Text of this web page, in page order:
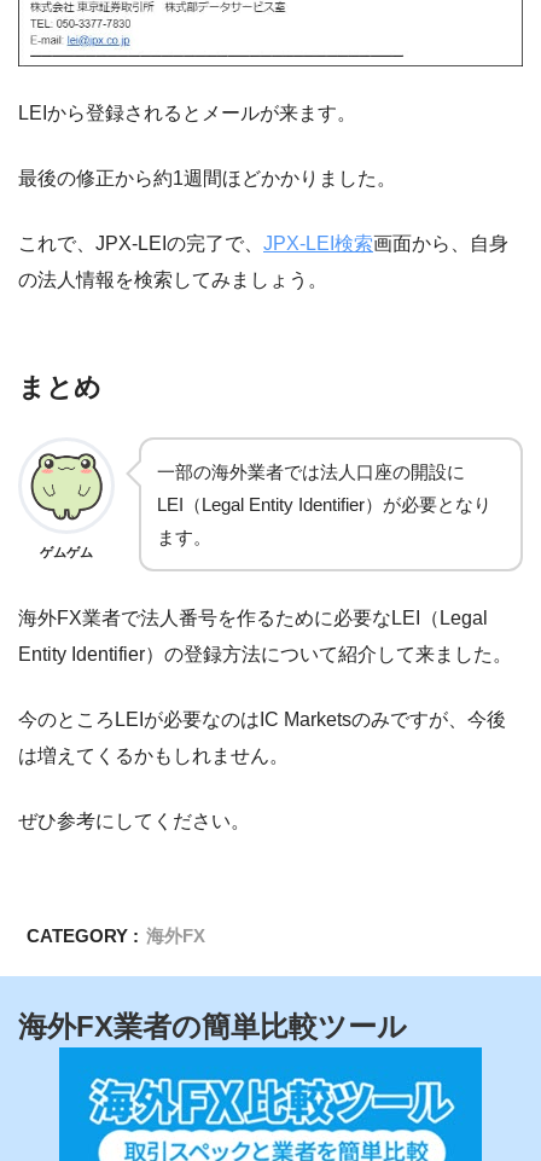
LEIから登録されるとメールが来ます。
最後の修正から約1週間ほどかかりました。
これで、JPX-LEIの完了で、 JPX-LEI検索画面から、自身
の法人情報を検索してみましょう。
まとめ
ゲムゲム
一部の海外業者では法人口座の開設に
LEI（Legal Entity Identifier）が必要となり
ます。
海外FX業者で法人番号を作るために必要なLEI（Legal
Entity Identifier）の登録方法について紹介して来ました。
今のところLEIが必要なのはIC Marketsのみですが、今後
は増えてくるかもしれません。
ぜひ参考にしてください。
CATEGORY : 海外FX
海外FX業者の簡単比較ツール